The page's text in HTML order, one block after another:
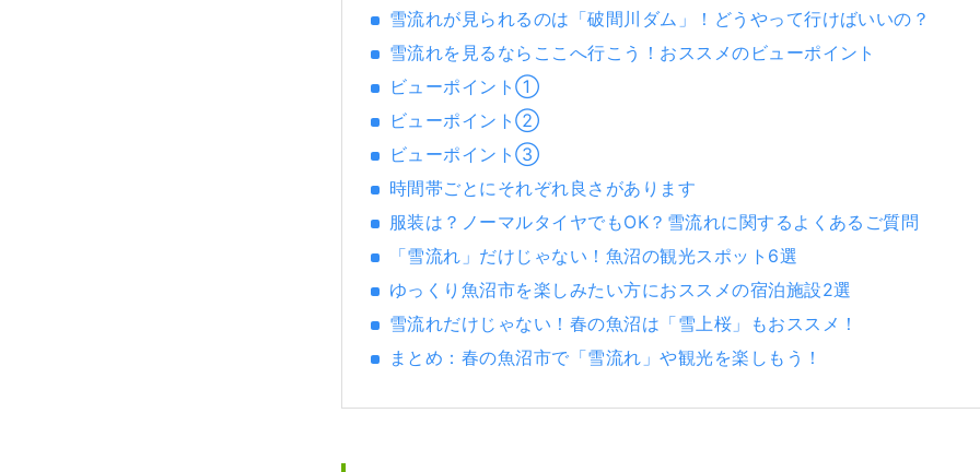
雪流れが見られるのは「破間川ダム」！どうやって行けばいいの？
雪流れを見るならここへ行こう！おススメのビューポイント
ビューポイント①
ビューポイント②
ビューポイント③
時間帯ごとにそれぞれ良さがあります
服装は？ノーマルタイヤでもOK？雪流れに関するよくあるご質問
「雪流れ」だけじゃない！魚沼の観光スポット6選
ゆっくり魚沼市を楽しみたい方におススメの宿泊施設2選
雪流れだけじゃない！春の魚沼は「雪上桜」もおススメ！
まとめ：春の魚沼市で「雪流れ」や観光を楽しもう！